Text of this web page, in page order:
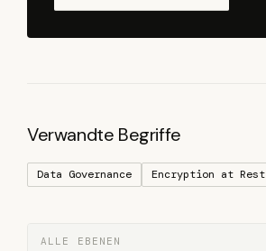
Verwandte Begriffe
Data Governance Encryption at Rest
ALLE EBENEN